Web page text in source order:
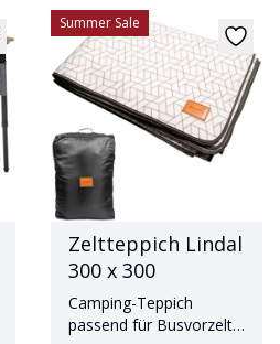
Summer Sale
Zeltteppich Lindal
300 x 300
Camping-Teppich
passend für Busvorzelt